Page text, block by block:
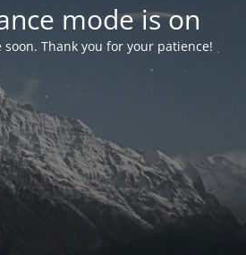
mode is on
Thank you for your patience!